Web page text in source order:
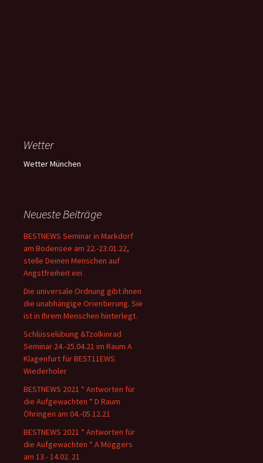
Wetter
Wetter München
Neueste Beiträge
BESTNEWS Seminar in Markdorf
am Bodensee am 22.-23.01.22,
stelle Deinen Menschen auf
Angstfreiheit ein
Die universale Ordnung gibt ihnen
die unabhängige Orientierung. Sie
ist in Ihrem Menschen hinterlegt.
Schlüsselübung &Tzolkinrad
Seminar 24.-25.04.21 im Raum A
Klagenfurt für BEST11EWS
Wiederholer
BESTNEWS 2021 * Antworten für
die Aufgewachten * D Raum
Öhringen am 04.-05.12.21
BESTNEWS 2021 * Antworten für
die Aufgewachten * A Möggers
am 13.- 14.02. 21